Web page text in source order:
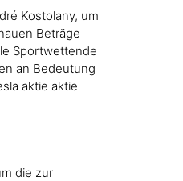
Kostolany, um
Beträge
Sportwettende
an Bedeutung
aktie aktie
die zur